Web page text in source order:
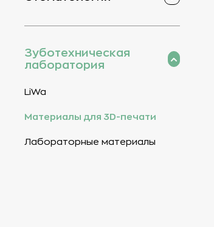
Зуботехническая
лаборатория
LiWa
Материалы для 3D-печати
Лабораторные материалы